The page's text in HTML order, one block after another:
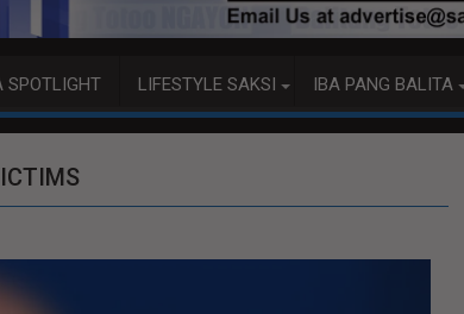
SPOTLIGHT LIFESTYLE SAKSI IBA PANG BALITA